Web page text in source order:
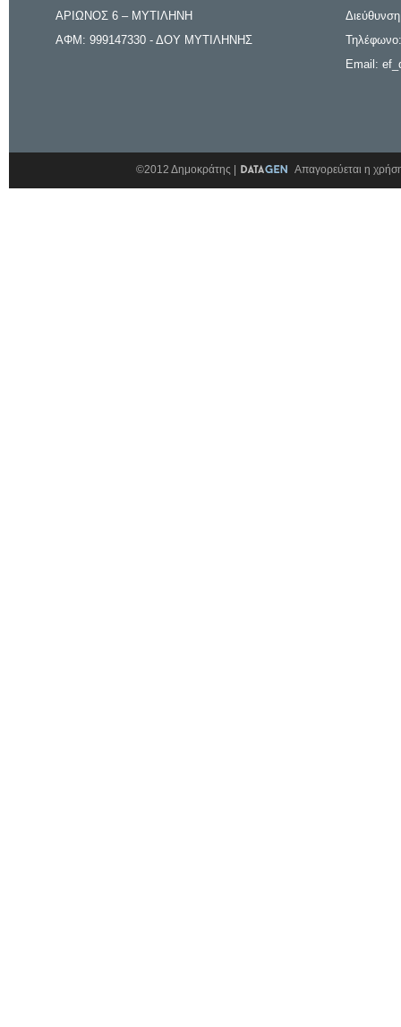
ΑΡΙΩΝΟΣ 6 – ΜΥΤΙΛΗΝΗ
ΑΦΜ: 999147330 - ΔΟΥ ΜΥΤΙΛΗΝΗΣ
Email:
©2012 Δημοκράτης | Απαγορεύεται η